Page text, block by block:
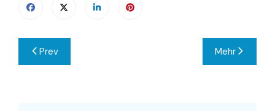
Beitragsnavigation
Prev Mehr